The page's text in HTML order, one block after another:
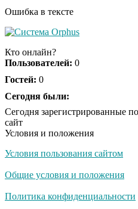
Ролик из Омска: вы
Ржу не переставая,
не раз
Скрытая камера на
люди вытворяют,
Ошибка в тексте
Кто онлайн?
Пользователей: 0
Гостей: 0
Сегодня были:
Сегодня зарегистрированные
сайт
Условия и положения
Условия пользования сайтом
Общие условия и положения
Политика конфиденциальности